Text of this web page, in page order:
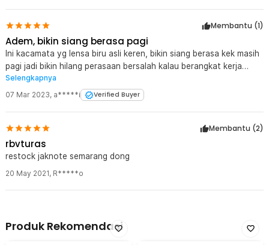
Membantu (1)
Adem, bikin siang berasa pagi
Ini kacamata yg lensa biru asli keren, bikin siang berasa kek masih
pagi jadi bikin hilang perasaan bersalah kalau berangkat kerja
kesiangan, klo d marahi boss tinggal pake ini kacamata sambil
bilang "EDITH, blokir semua rekening boss" auto ketar ketir
langsung gak tuh si boss? Pokoknya keren dah, ampe beli 2x yg
Selengkapnya
07 Mar 2023, a*****i Verified Buyer
Membantu (2)
rbvturas
restock jaknote semarang dong
20 May 2021, R*****o
Produk Rekomendasi